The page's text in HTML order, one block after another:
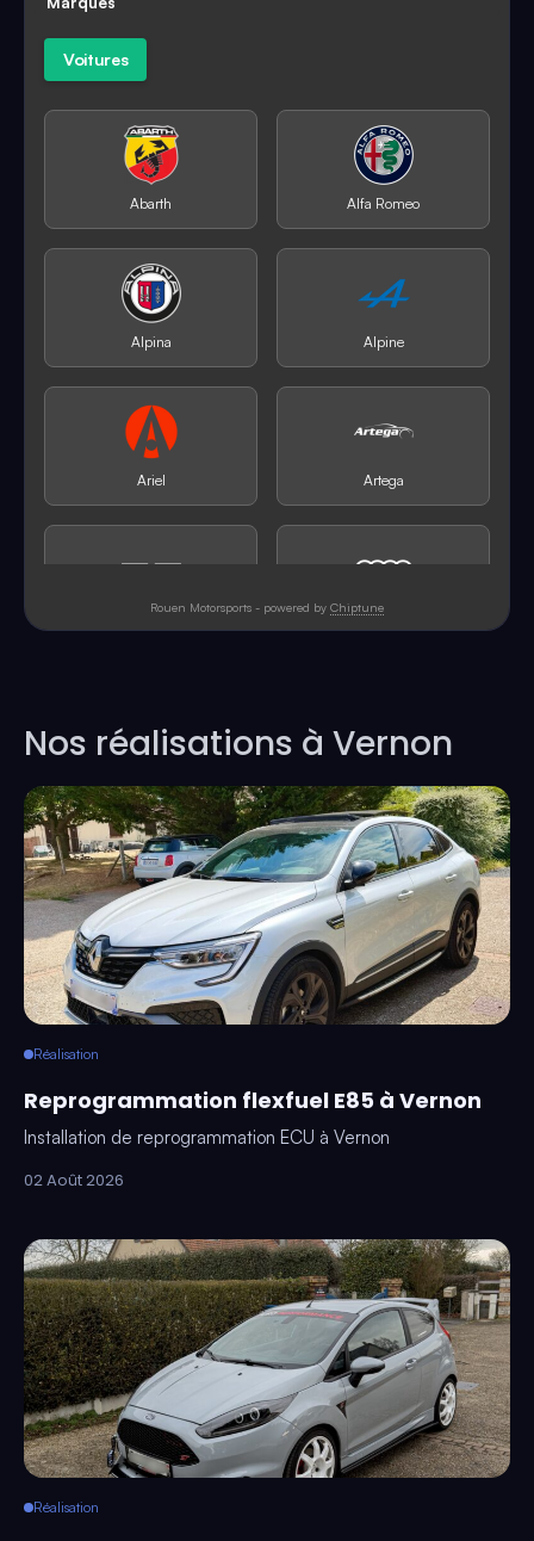
Nos réalisations à Vernon
Réalisation
Reprogrammation flexfuel E85 à Vernon
Installation de reprogrammation ECU à Vernon
02 Août 2026
Réalisation